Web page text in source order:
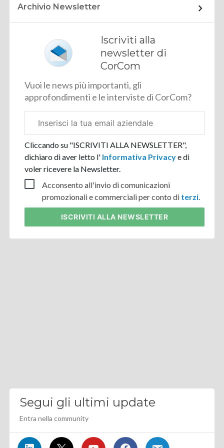
Archivio Newsletter
Iscriviti alla
newsletter di
CorCom
Vuoi le news più importanti, gli
approfondimenti e le interviste di CorCom?
aziendale
Cliccando su "ISCRIVITI ALLA NEWSLETTER",
dichiaro di aver letto l' Informativa Privacye di
voler ricevere la Newsletter.
Acconsento all'invio di comunicazioni
promozionali e commerciali per conto di terzi.
ISCRIVITI ALLA NEWSLETTER
Segui gli ultimi update
Entra nella community